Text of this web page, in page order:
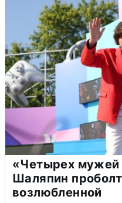
«Четырех мужей
Шаляпин
возлюбленной